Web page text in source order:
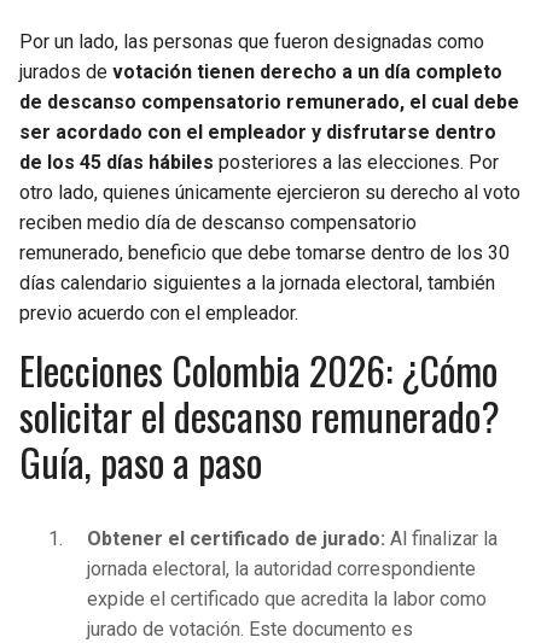
Por un lado, las personas que fueron designadas como
jurados de votación tienen derecho a un día completo
de descanso compensatorio remunerado, el cual debe
ser acordado con el empleador y disfrutarse dentro
de los 45 días hábiles posteriores a las elecciones. Por
otro lado, quienes únicamente ejercieron su derecho al voto
reciben medio día de descanso compensatorio
remunerado, beneficio que debe tomarse dentro de los 30
días calendario siguientes a la jornada electoral, también
previo acuerdo con el empleador.
Elecciones Colombia 2026: ¿Cómo
solicitar el descanso remunerado?
Guía, paso a paso
Obtener el certificado de jurado: Al finalizar la
jornada electoral, la autoridad correspondiente
expide el certificado que acredita la labor como
jurado de votación. Este documento es